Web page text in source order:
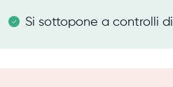
Si sottopone a controlli